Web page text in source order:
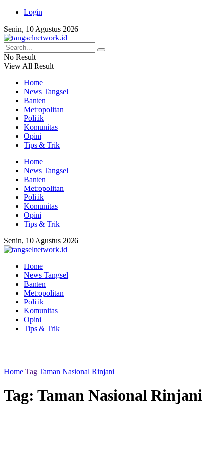
Login
Senin, 10 Agustus 2026
No Result
View All Result
Home
News Tangsel
Banten
Metropolitan
Politik
Komunitas
Opini
Tips & Trik
Home
News Tangsel
Banten
Metropolitan
Politik
Komunitas
Opini
Tips & Trik
Senin, 10 Agustus 2026
Home
News Tangsel
Banten
Metropolitan
Politik
Komunitas
Opini
Tips & Trik
Home Tag Taman Nasional Rinjani
Tag: Taman Nasional Rinjani